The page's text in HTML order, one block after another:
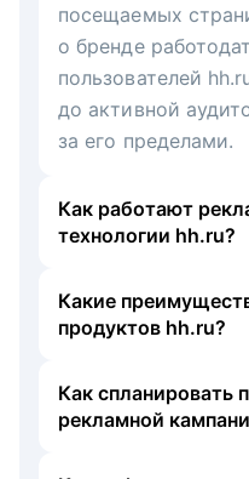
посещаемых
о бренде
пользователей
до активной
за его пределами.
Как работают
технологии hh.ru?
Какие
продуктов hh.ru?
Как спланировать
рекламной